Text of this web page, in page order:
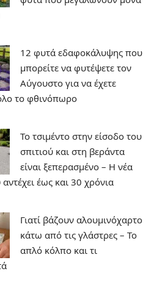
12 φυτά εδαφοκάλυψης που
μπορείτε να φυτέψετε τον
Αύγουστο για να έχετε
το φθινόπωρο
Το τσιμέντο στην είσοδο του
σπιτιού και στη βεράντα
είναι ξεπερασμένο – Η νέα
έως και 30 χρόνια
Γιατί βάζουν αλουμινόχαρτο
κάτω από τις γλάστρες – Το
απλό κόλπο και τι